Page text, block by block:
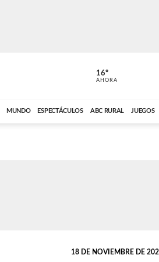
ABC CARDINAL
16º
AHORA
MUNDO ESPECTÁCULOS ABC RURAL JUEGOS
18 DE NOVIEMBRE DE